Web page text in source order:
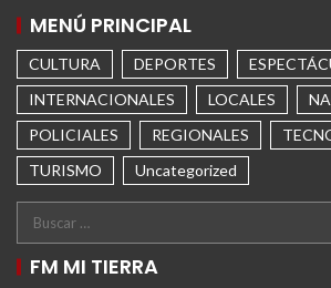
MENÚ PRINCIPAL
CULTURA DEPORTES
INTERNACIONALES
LOCALES
POLICIALES
REGIONALES
TURISMO
Uncategorized
FM MI TIERRA